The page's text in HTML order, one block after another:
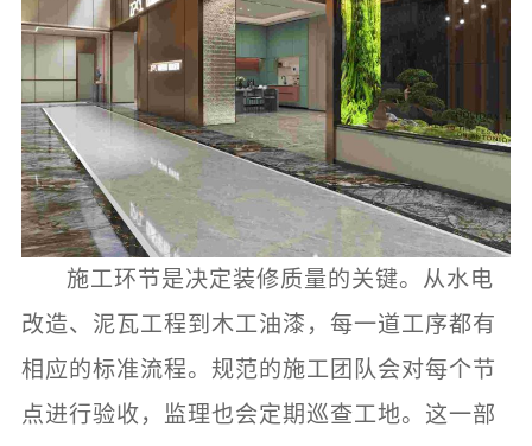
施工环节是决定装修质量的关键。从水电
改造、泥瓦工程到木工油漆，每一道工序都有
相应的标准流程。规范的施工团队会对每个节
点进行验收，监理也会定期巡查工地。这一部